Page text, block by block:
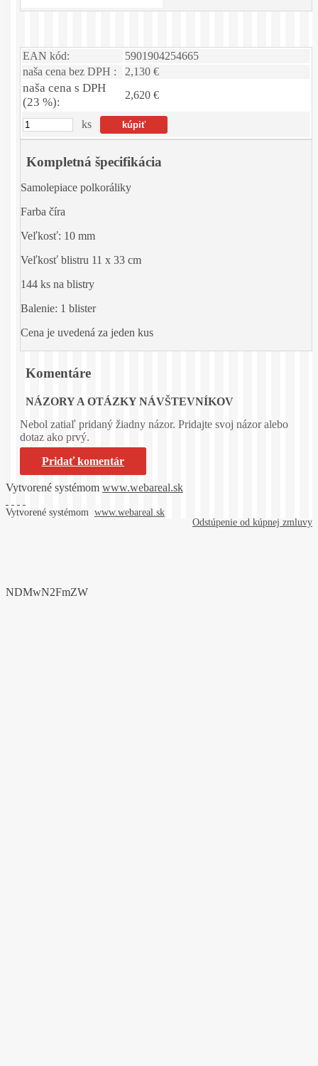
EAN kód:
5901904254665
naša cena bez DPH :
2,130 €
naša cena s DPH
(23 %):
2,620 €
ks
Kompletná špecifikácia
Samolepiace polkoráliky
Farba číra
Veľkosť: 10 mm
Veľkosť blistru 11 x 33 cm
144 ks na blistry
Balenie: 1 blister
Cena je uvedená za jeden kus
Komentáre
NÁZORY A OTÁZKY NÁVŠTEVNÍKOV
Nebol zatiaľ pridaný žiadny názor. Pridajte svoj názor alebo
dotaz ako prvý.
Pridať komentár
Vytvorené systémom www.webareal.sk
Vytvorené systémom www.webareal.sk
Odstúpenie od kúpnej zmluvy
NDMwN2FmZW